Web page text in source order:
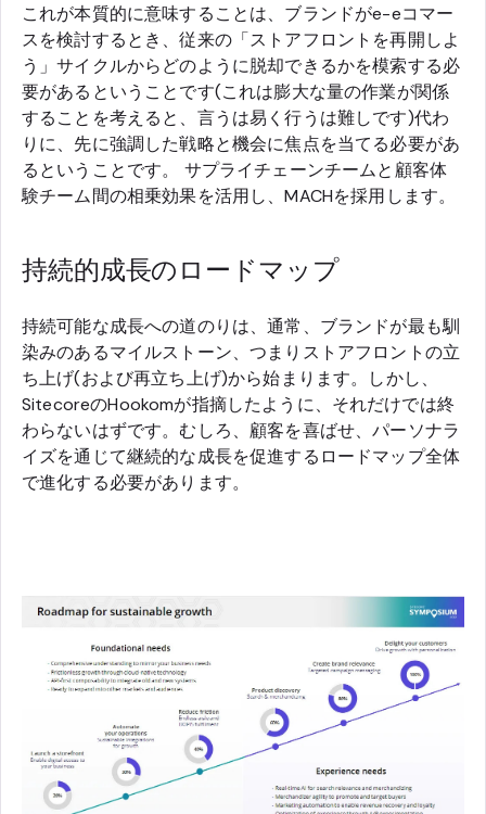
これが本質的に意味することは、ブランドがe-eコマー
スを検討するとき、従来の「ストアフロントを再開しよ
う」サイクルからどのように脱却できるかを模索する必
要があるということです(これは膨大な量の作業が関係
することを考えると、言うは易く行うは難しです)代わ
りに、先に強調した戦略と機会に焦点を当てる必要があ
るということです。 サプライチェーンチームと顧客体
験チーム間の相乗効果を活用し、MACHを採用します。
持続的成長のロードマップ
持続可能な成長への道のりは、通常、ブランドが最も馴
染みのあるマイルストーン、つまりストアフロントの立
ち上げ(および再立ち上げ)から始まります。しかし、
SitecoreのHookomが指摘したように、それだけでは終
わらないはずです。むしろ、顧客を喜ばせ、パーソナラ
イズを通じて継続的な成長を促進するロードマップ全体
で進化する必要があります。